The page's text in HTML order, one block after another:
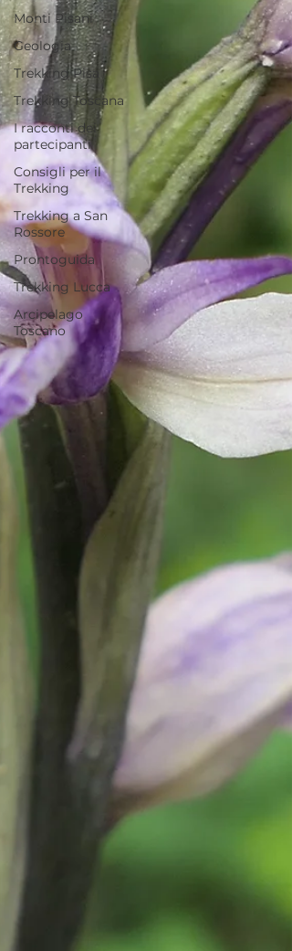
Monti Pisani
Geologia
Trekking Pisa
Trekking Toscana
I racconti dei
partecipanti
Consigli per il
Trekking
Trekking a San
Rossore
Prontoguida
Trekking Lucca
Arcipelago
Toscano